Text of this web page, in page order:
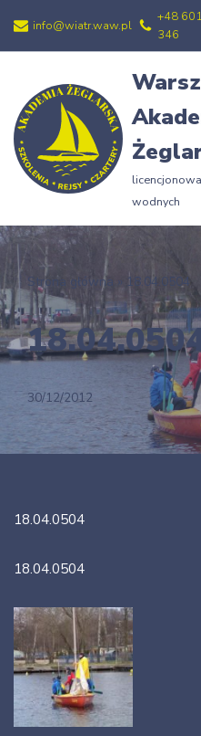
Przejdź
treści
info@wiatr.waw.pl
+48
346
wodnych
Strona główna 18.04.0504
30/12/2012
18.04.0504
18.04.0504